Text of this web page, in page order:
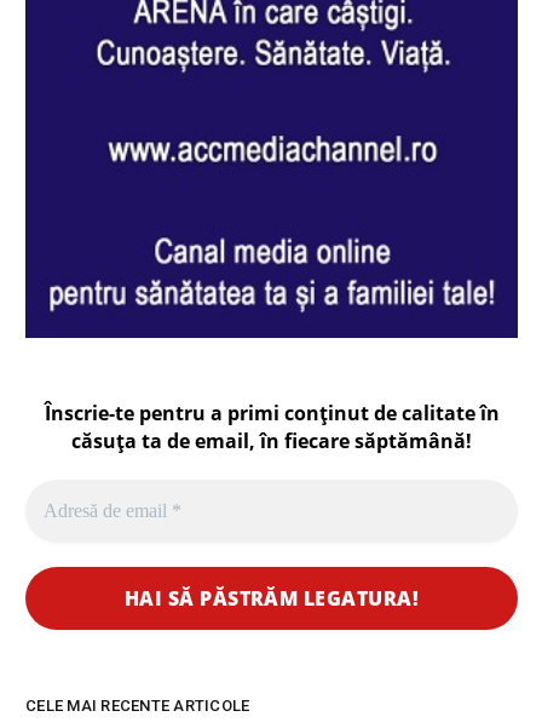
Înscrie-te pentru a primi conținut de calitate în
căsuța ta de email, în fiecaresăptămână!
CELE MAI RECENTE ARTICOLE